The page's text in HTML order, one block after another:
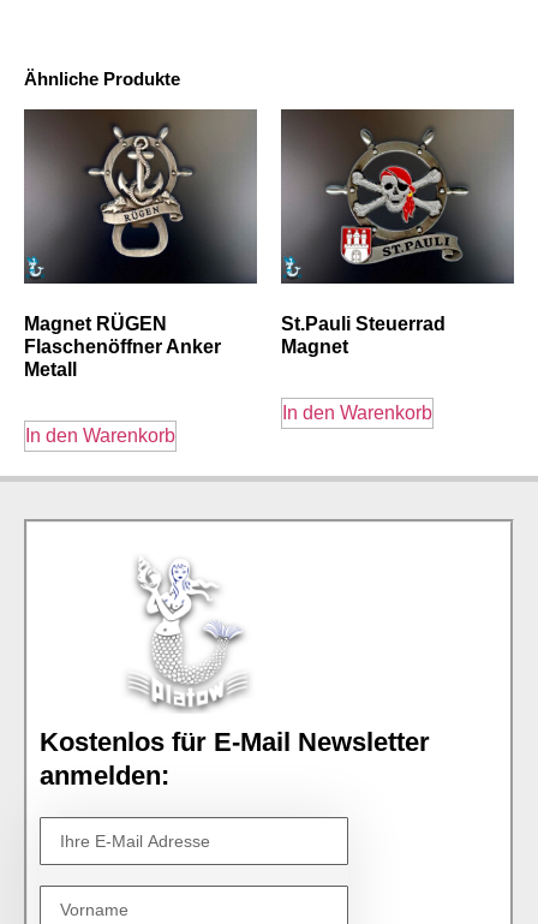
Ähnliche Produkte
Magnet RÜGEN
Flaschenöffner Anker
Metall
In den Warenkorb
St.Pauli Steuerrad
Magnet
In den Warenkorb
Kostenlos für E-Mail Newsletter
anmelden: